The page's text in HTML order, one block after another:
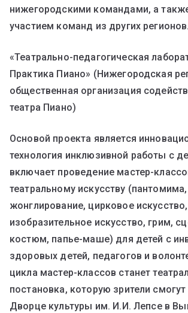
нижегородскими командами, а
участием команд из других регионов.
«Театрально-педагогическая
Практика Пиано» (Нижегородская
общественная организация
театра Пиано)
Основой проекта является
технология инклюзивной работы с
включает проведение мастер-
театральному искусству (пантомима,
жонглирование, цирковое искусство,
изобразительное искусство, грим,
костюм, папье-маше) для детей с
здоровых детей, педагогов и
цикла мастер-классов станет
постановка, которую зрители
Дворце культуры им. И.И. Лепсе в